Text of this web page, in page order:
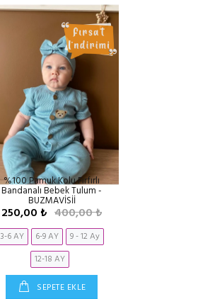
%100 Pamuk Kolu Fırfırlı
Bandanalı Bebek Tulum -
BUZMAVİSİİ
250,00 ₺ 400,00 ₺
3-6 AY 6-9 AY
9 - 12 Ay
12-18 AY
SEPETE EKLE